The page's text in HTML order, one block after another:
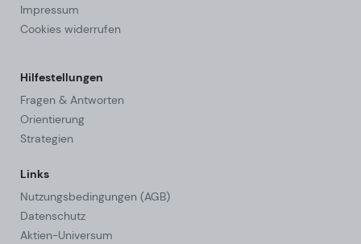
Impressum
Cookies widerrufen
Hilfestellungen
Fragen & Antworten
Orientierung
Strategien
Links
Nutzungsbedingungen (AGB)
Datenschutz
Aktien-Universum